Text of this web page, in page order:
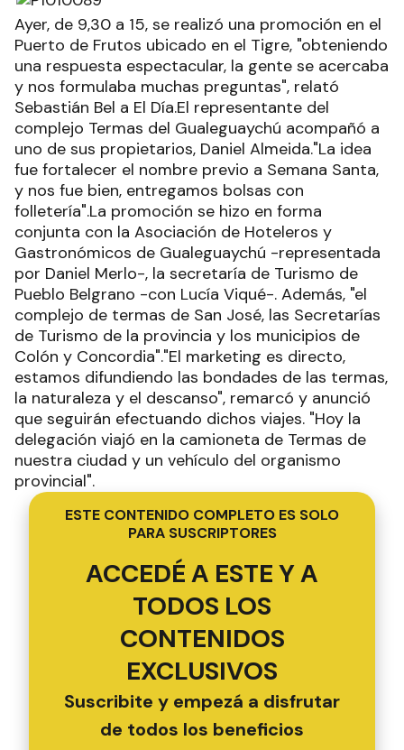
Ayer, de 9,30 a 15, se realizó una promoción en el
Puerto de Frutos ubicado en el Tigre, "obteniendo
una respuesta espectacular, la gente se acercaba
y nos formulaba muchas preguntas", relató
Sebastián Bel a El Día.El representante del
complejo Termas del Gualeguaychú acompañó a
uno de sus propietarios, Daniel Almeida."La idea
fue fortalecer el nombre previo a Semana Santa,
y nos fue bien, entregamos bolsas con
folletería".La promoción se hizo en forma
conjunta con la Asociación de Hoteleros y
Gastronómicos de Gualeguaychú -representada
por Daniel Merlo-, la secretaría de Turismo de
Pueblo Belgrano -con Lucía Viqué-. Además, "el
complejo de termas de San José, las Secretarías
de Turismo de la provincia y los municipios de
Colón y Concordia"."El marketing es directo,
estamos difundiendo las bondades de las termas,
la naturaleza y el descanso", remarcó y anunció
que seguirán efectuando dichos viajes. "Hoy la
delegación viajó en la camioneta de Termas de
nuestra ciudad y un vehículo del organismo
provincial".
ESTE CONTENIDO COMPLETO ES SOLO
PARA SUSCRIPTORES
ACCEDÉ A ESTE Y A
TODOS LOS
CONTENIDOS
EXCLUSIVOS
Suscribite y empezá a disfrutar
de todos los beneficios